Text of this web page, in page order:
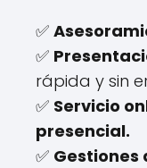
✅
✅
rápida y sin
✅ Servicio
presencial.
✅